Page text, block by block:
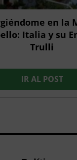
en la
Italia y su
Trulli
IR AL POST